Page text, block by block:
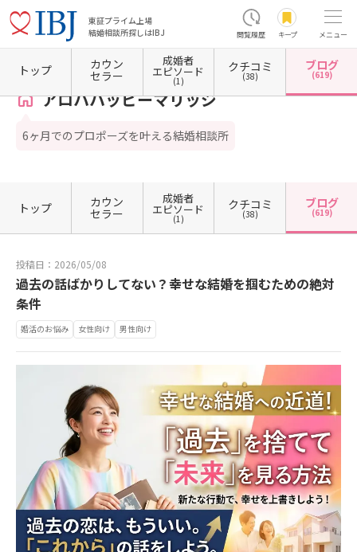
東証プライム上場
結婚相談所探しはIBJ
閲覧履歴 キープ メニュー
ホーム 神奈川県の結婚相談所 神奈川県横浜市 神奈川県横浜市西区 アロハハッピー
アロハハッピーマリッジ
6ヶ月でのプロポーズを叶える結婚相談所
トップ カウン
セラー
成婚者
エピソード
(1)
クチコミ
(38)
ブログ
(619)
トップ カウン
セラー
成婚者
エピソード
(1)
クチコミ
(38)
ブログ
(619)
投稿日：2026/05/08
過去の話ばかりしてない？幸せな結婚を掴むための絶対
条件
婚活のお悩み 女性向け 男性向け